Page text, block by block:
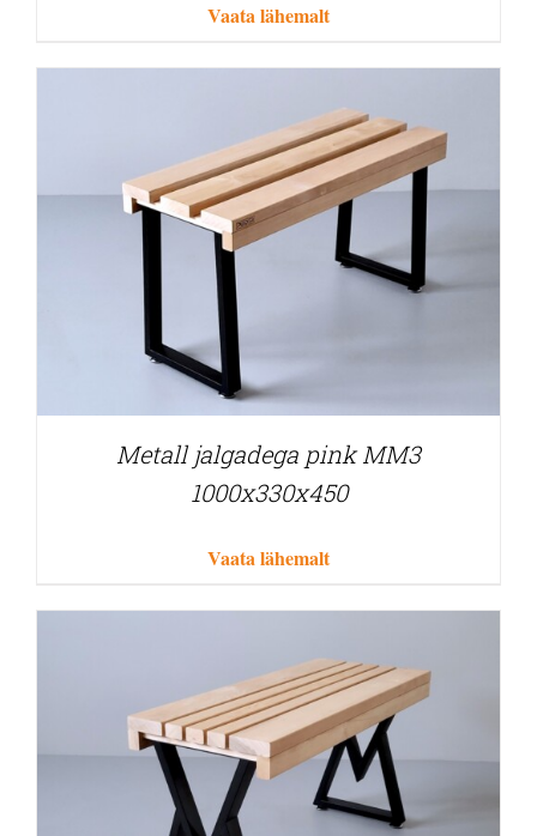
Vaata lähemalt
Metall jalgadega pink MM3
1000x330x450
Vaata lähemalt